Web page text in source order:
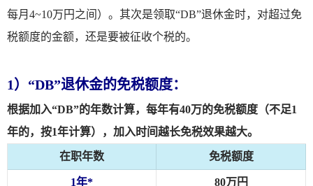
每月4~10万円之间）。其次是领取“DB”退休金时，对超过免
税额度的金额，还是要被征收个税的。
1）“DB”退休金的免税额度：
根据加入“DB”的年数计算，每年有40万的免税额度（不足1
年的，按1年计算），加入时间越长免税效果越大。
在职年数 免税额度
1年* 80万円